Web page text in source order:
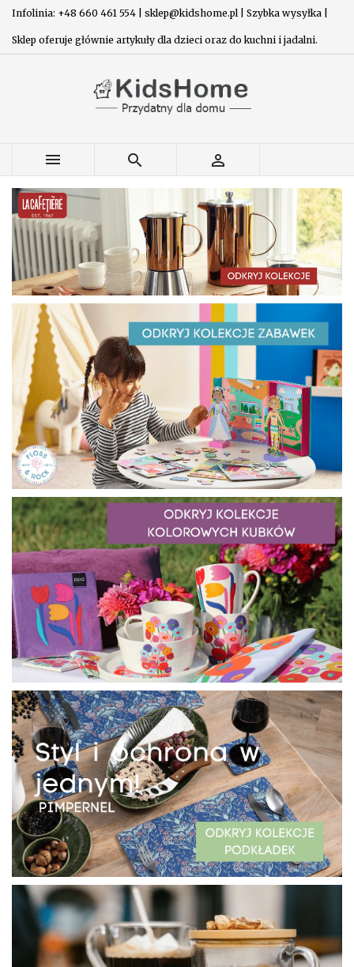
Infolinia: +48 660 461 554 | sklep@kidshome.pl | Szybka wysyłka |
Sklep oferuje głównie artykuły dla dzieci oraz do kuchni i jadalni.
  